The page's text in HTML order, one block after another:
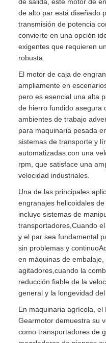
de alto par está diseñado
transmisión de potencia
convierte en una opción
exigentes que requieren
robusta.
El motor de caja de
ampliamente en
pero es esencial una alta
de hierro fundido asegura
ambientes de trabajo
para maquinaria pesada
sistemas de transporte y
automatizadas.con una
rpm, que satisface una
velocidad industriales.
Una de las principales
engranajes helicoidales
incluye sistemas de
transportadores,Cuando
y el par sea fundamental
sin problemas y
en máquinas de
agitadores,cuando la
reducción fiable de la
general y la longevidad del
En maquinaria agrícola, el
Gearmotor demuestra su
como transportadores de